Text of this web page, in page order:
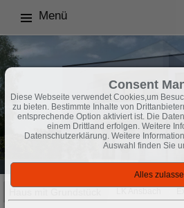
Menü
Consent
Diese Webseite verwendet Cookies,um
zu bieten. Bestimmte Inhalte von
entsprechende Option aktiviert ist. Die
einem Drittland erfolgen. Weitere
Datenschutzerklärung. Weitere
Auswahl finden Sie